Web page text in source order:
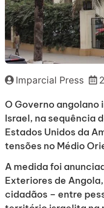
Imparcial Press
O Governo
Israel, na sequência
Estados Unidos da
tensões no Médio
A medida foi
Exteriores de
cidadãos – entre